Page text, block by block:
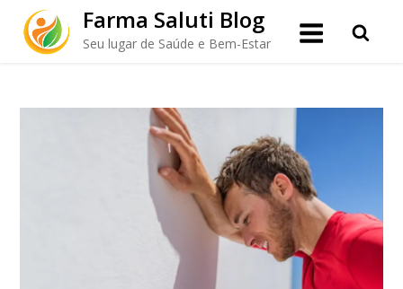
content
Farma Saluti Blog
Seu lugar de Saúde e Bem-Estar
O papel da Betaína na atividade